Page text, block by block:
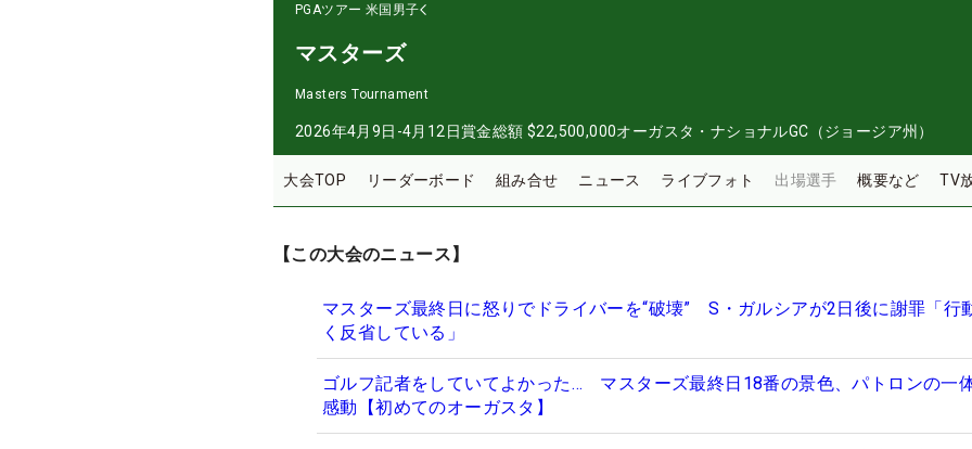
PGAツアー 米国男子
マスターズ
Masters Tournament
2026年4月9日-4月12日賞金総額 $22,500,000オーガスタ・ナショナルGC（ジョージア州）
大会TOP リーダーボード 組み合せ ニュース ライブフォト 出場選手 概要など TV
【この大会のニュース】
マスターズ最終日に怒りでドライバーを“破壊” S・ガルシアが2日後に謝罪「行
く反省している」
ゴルフ記者をしていてよかった… マスターズ最終日18番の景色、パトロンの一
感動【初めてのオーガスタ】